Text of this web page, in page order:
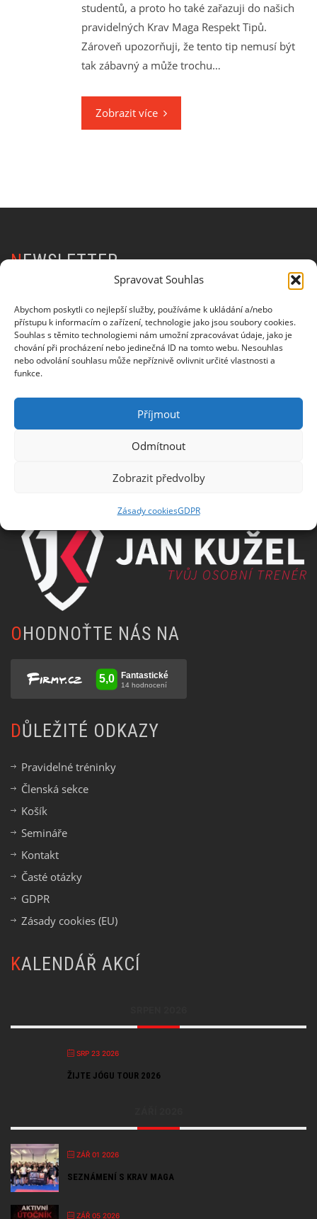
Spravovat Souhlas
Abychom poskytli co nejlepší služby, používáme k ukládání a/nebo
přístupu k informacím o zařízení, technologie jako jsou soubory cookies.
Souhlas s těmito technologiemi nám umožní zpracovávat údaje, jako je
chování při procházení nebo jedinečná ID na tomto webu. Nesouhlas
nebo odvolání souhlasu může nepříznivě ovlivnit určité vlastnosti a
funkce.
Příjmout
Odmítnout
Zobrazit předvolby
Zásady cookiesGDPR
studentů, a proto ho také zařazuji do našich
pravidelných Krav Maga Respekt Tipů.
Zároveň upozorňuji, že tento tip nemusí být
tak zábavný a může trochu…
Zobrazit více
NEWSLETTER
E-mail
Informace o zpracování osobních údajů
OHODNOŤTE NÁS NA
DŮLEŽITÉ ODKAZY
Pravidelné tréninky
Členská sekce
Košík
Semináře
Kontakt
Časté otázky
GDPR
Zásady cookies (EU)
KALENDÁŘ AKCÍ
SRP 23 2026
ŽIJTE JÓGU TOUR 2026
ZÁŘ 01 2026
SEZNÁMENÍ S KRAV MAGA
ZÁŘ 05 2026